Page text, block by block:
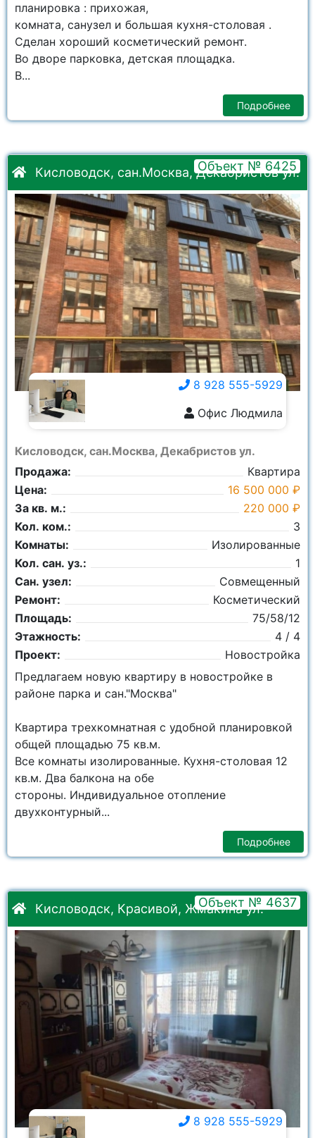
планировка : прихожая,
комната, санузел и большая кухня-столовая .
Сделан хороший косметический ремонт.
Во дворе парковка, детская площадка.
В...
Подробнее
Кисловодск, сан.Москва, Декабристов ул.
Объект № 6425
Кисловодск, сан.Москва, Декабристов ул.
Продажа:
Квартира
Цена:
16 500 000 ₽
За кв. м.:
220 000 ₽
Кол. ком.:
3
Комнаты:
Изолированные
Кол. сан. уз.:
1
Сан. узел:
Совмещенный
Ремонт:
Косметический
Площадь:
75/58/12
Этажность:
4 / 4
Проект:
Новостройка
8 928 555-5929
Офис Людмила
Предлагаем новую квартиру в новостройке в
районе парка и сан."Москва"
Квартира трехкомнатная с удобной планировкой
общей площадью 75 кв.м.
Все комнаты изолированные. Кухня-столовая 12
кв.м. Два балкона на обе
стороны. Индивидуальное отопление
двухконтурный...
Подробнее
Кисловодск, Красивой, Жмакина ул.
Объект № 4637
8 928 555-5929